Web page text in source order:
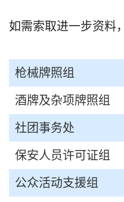
如需索取进一步资料
枪械牌照组
酒牌及杂项牌照组
社团事务处
保安人员许可证组
公众活动支援组